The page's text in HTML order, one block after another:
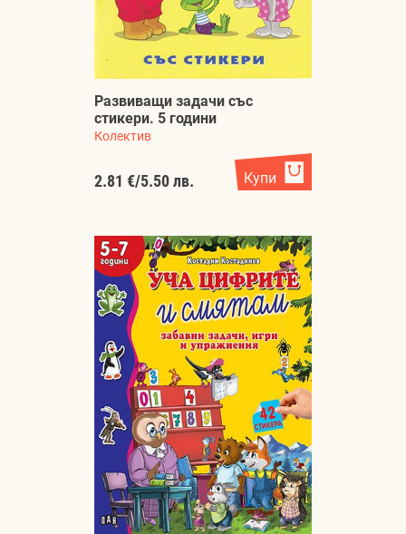
Развиващи задачи със
стикери. 5 години
Колектив
2.81 €/5.50 лв. Купи